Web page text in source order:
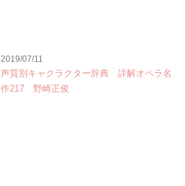
2019/07/11
声質別キャクラクター辞典 詳解オペラ名
作217 野崎正俊